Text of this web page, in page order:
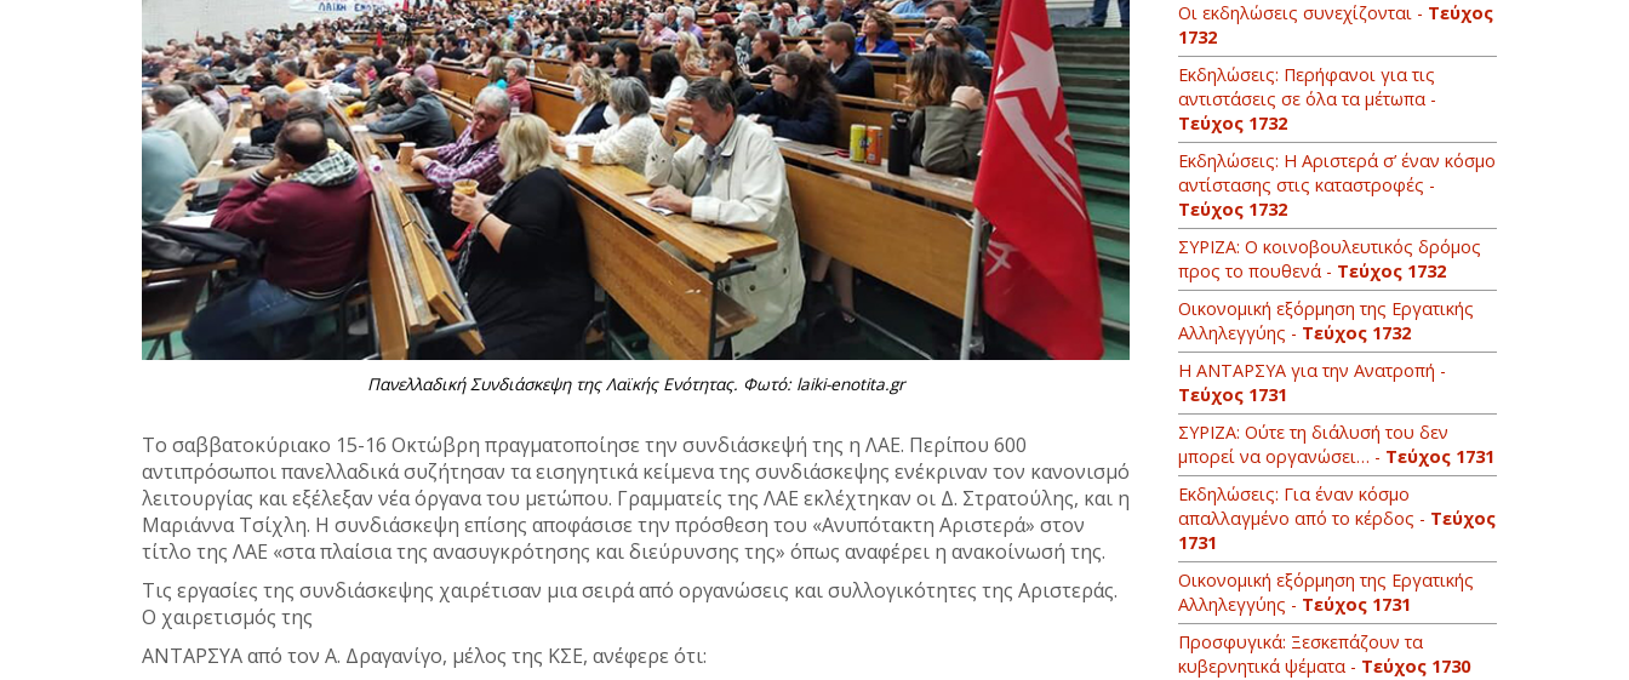
Πανελλαδική Συνδιάσκεψη της Λαϊκής Ενότητας. Φωτό: laiki-enotita.gr
Το σαββατοκύριακο 15-16 Οκτώβρη πραγματοποίησε την συνδιάσκεψή της η ΛΑΕ. Περίπου 600
αντιπρόσωποι πανελλαδικά συζήτησαν τα εισηγητικά κείμενα της συνδιάσκεψης ενέκριναν τον κανονισμό
λειτουργίας και εξέλεξαν νέα όργανα του μετώπου. Γραμματείς της ΛΑΕ εκλέχτηκαν οι Δ. Στρατούλης, και η
Μαριάννα Τσίχλη. Η συνδιάσκεψη επίσης αποφάσισε την πρόσθεση του «Ανυπότακτη Αριστερά» στον
τίτλο της ΛΑΕ «στα πλαίσια της ανασυγκρότησης και διεύρυνσης της» όπως αναφέρει η ανακοίνωσή της.
Τις εργασίες της συνδιάσκεψης χαιρέτισαν μια σειρά από οργανώσεις και συλλογικότητες της Αριστεράς.
Ο χαιρετισμός της
ΑΝΤΑΡΣΥΑ από τον Α. Δραγανίγο, μέλος της ΚΣΕ, ανέφερε ότι:
Oι εκδηλώσεις συνεχίζονται - Τεύχος
1732
Εκδηλώσεις: Περήφανοι για τις
αντιστάσεις σε όλα τα μέτωπα -
Τεύχος 1732
Εκδηλώσεις: Η Αριστερά σ’ έναν κόσμο
αντίστασης στις καταστροφές -
Τεύχος 1732
ΣΥΡΙΖΑ: Ο κοινοβουλευτικός δρόμος
προς το πουθενά - Τεύχος 1732
Οικονομική εξόρμηση της Εργατικής
Αλληλεγγύης - Τεύχος 1732
Η ΑΝΤΑΡΣΥΑ για την Ανατροπή -
Τεύχος 1731
ΣΥΡΙΖΑ: Ούτε τη διάλυσή του δεν
μπορεί να οργανώσει… - Τεύχος 1731
Εκδηλώσεις: Για έναν κόσμο
απαλλαγμένο από το κέρδος - Τεύχος
1731
Οικονομική εξόρμηση της Εργατικής
Αλληλεγγύης - Τεύχος 1731
Προσφυγικά: Ξεσκεπάζουν τα
κυβερνητικά ψέματα - Τεύχος 1730